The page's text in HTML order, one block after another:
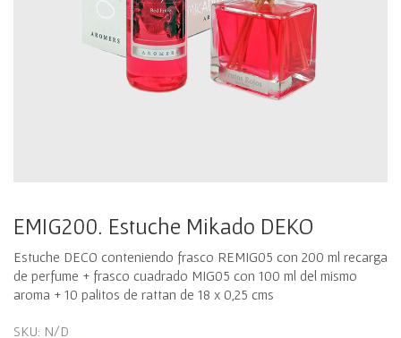
EMIG200. Estuche Mikado DEKO
Estuche DECO conteniendo frasco REMIG05 con 200 ml recarga
de perfume + frasco cuadrado MIG05 con 100 ml del mismo
aroma + 10 palitos de rattan de 18 x 0,25 cms
SKU: N/D